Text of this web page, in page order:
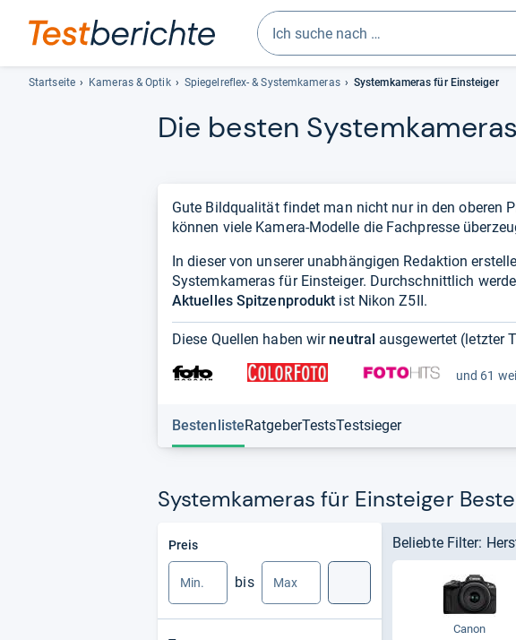
Geben
Sie
drei
Zeichen
erscheinen
automatisch
lassen
sich
mit
den
Pfeiltasten
auswählen.
Startseite Kameras & Optik Spiegelreflex- & Systemkameras Systemkameras für Einsteiger
Die bes­ten
Gute Bildqualität findet man nicht nur in den oberen
können viele Kamera-Modelle die Fachpresse
In dieser von unserer unabhängigen Redaktion
Systemkameras für Einsteiger. Durchschnittlich
Aktuelles Spitzenprodukt ist Nikon Z5II.
Diese Quellen haben wir neutral ausgewertet (letzter
und 61
BestenlisteRatgeberTestsTestsieger
Systemkameras für Einsteiger
Preis
bis
Beliebte Filter:
Canon